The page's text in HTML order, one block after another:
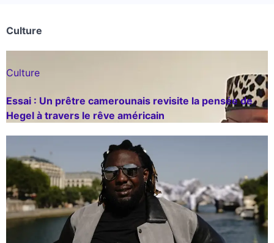
Culture
Culture
Essai : Un prêtre camerounais revisite la pensée de
Hegel à travers le rêve américain